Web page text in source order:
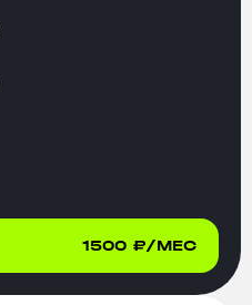
1500 ₽/МЕС